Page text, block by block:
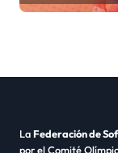
LaFederación de
por el Comité